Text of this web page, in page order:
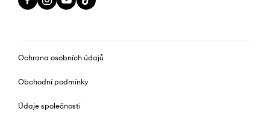
Ochrana osobních údajů
Obchodní podmínky
Údaje společnosti